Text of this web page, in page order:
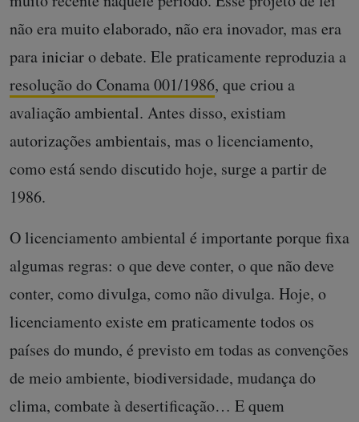
não era muito elaborado, não era inovador, mas era
para iniciar o debate. Ele praticamente reproduzia a
resolução do Conama 001/1986, que criou a
avaliação ambiental. Antes disso, existiam
autorizações ambientais, mas o licenciamento,
como está sendo discutido hoje, surge a partir de
1986.
O licenciamento ambiental é importante porque fixa
algumas regras: o que deve conter, o que não deve
conter, como divulga, como não divulga. Hoje, o
licenciamento existe em praticamente todos os
países do mundo, é previsto em todas as convenções
de meio ambiente, biodiversidade, mudança do
clima, combate à desertificação… E quem